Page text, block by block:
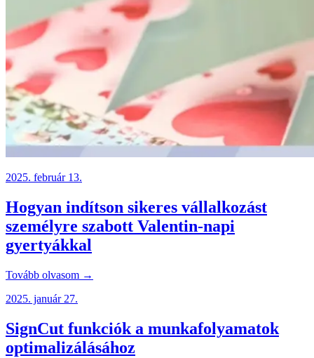
2025. február 13.
Hogyan indítson sikeres vállalkozást
személyre szabott Valentin-napi
gyertyákkal
Tovább olvasom →
2025. január 27.
SignCut funkciók a munkafolyamatok
optimalizálásához